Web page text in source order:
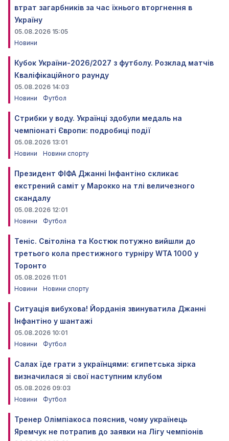
втрат загарбників за час їхнього вторгнення в
Україну
05.08.2026 15:05
Новини
Кубок України-2026/2027 з футболу. Розклад матчів
Кваліфікаційного раунду
05.08.2026 14:03
Новини
Футбол
Стрибки у воду. Українці здобули медаль на
чемпіонаті Європи: подробиці події
05.08.2026 13:01
Новини
Новини спорту
Президент ФІФА Джанні Інфантіно скликає
екстрений саміт у Марокко на тлі величезного
скандалу
05.08.2026 12:01
Новини
Футбол
Теніс. Світоліна та Костюк потужно вийшли до
третього кола престижного турніру WTA 1000 у
Торонто
05.08.2026 11:01
Новини
Новини спорту
Ситуація вибухова! Йорданія звинуватила Джанні
Інфантіно у шантажі
05.08.2026 10:01
Новини
Футбол
Салах їде грати з українцями: єгипетська зірка
визначилася зі свої наступним клубом
05.08.2026 09:03
Новини
Футбол
Тренер Олімпіакоса пояснив, чому українець
Яремчук не потрапив до заявки на Лігу чемпіонів